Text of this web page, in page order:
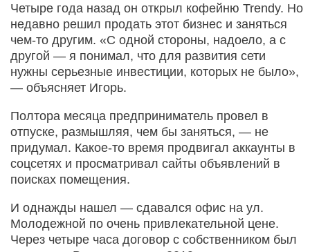
Четыре года назад он открыл кофейню Trendy. Но
недавно решил продать этот бизнес и заняться
чем-то другим. «С одной стороны, надоело, а с
другой — я понимал, что для развития сети
нужны серьезные инвестиции, которых не было»,
— объясняет Игорь.
Полтора месяца предприниматель провел в
отпуске, размышляя, чем бы заняться, — не
придумал. Какое-то время продвигал аккаунты в
соцсетях и просматривал сайты объявлений в
поисках помещения.
И однажды нашел — сдавался офис на ул.
Молодежной по очень привлекательной цене.
Через четыре часа договор с собственником был